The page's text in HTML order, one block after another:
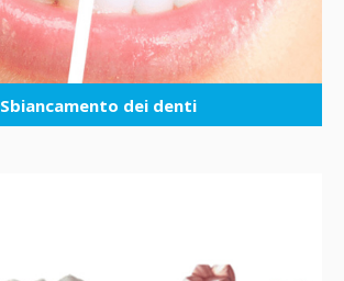
Sbiancamento dei denti